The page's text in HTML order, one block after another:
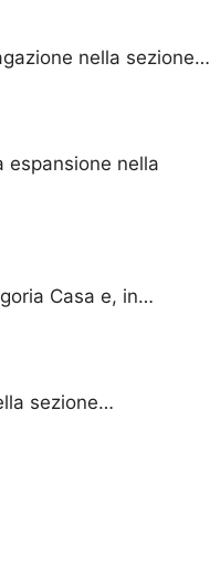
nella sezione…
espansione nella
Casa e, in…
sezione…